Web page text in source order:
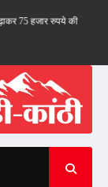
रुपये की भाजपा में सैकड़ों